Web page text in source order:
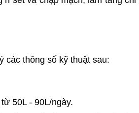
các thông số kỹ thuật sau:
50L - 90L/ngày.